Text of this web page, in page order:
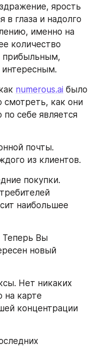
ярость
в глаза и надолго
именно на
количество
прибыльным,
numerous.ai было
как они
себе является
почты.
из клиентов.
покупки.
наибольшее
Теперь Вы
новый
Нет никаких
на карте
концентрации